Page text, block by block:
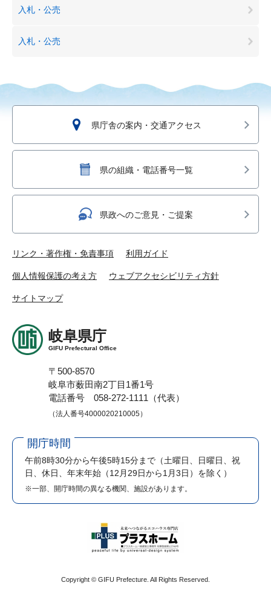
入札・公売
入札・公売
県庁舎の案内・交通アクセス
県の組織・電話番号一覧
県政へのご意見・ご提案
リンク・著作権・免責事項 利用ガイド
個人情報保護の考え方 ウェブアクセシビリティ方針
サイトマップ
岐阜県庁
GIFU Prefectural Office
〒500-8570
岐阜市薮田南2丁目1番1号
電話番号 058-272-1111（代表）
（法人番号4000020210005）
開庁時間
午前8時30分から午後5時15分まで （土曜日、日曜日、祝
日、休日、年末年始（12月29日から1月3日）を除く）
※一部、開庁時間の異なる機関、施設があります。
Copyright © GIFU Prefecture. All Rights Reserved.